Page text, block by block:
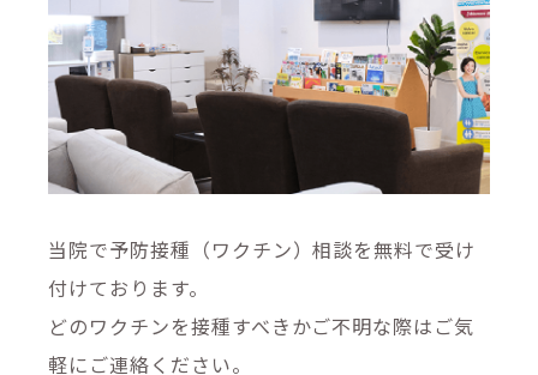
当院で予防接種（ワクチン）相談を無料で受け
付けております。
どのワクチンを接種すべきかご不明な際はご気
軽にご連絡ください。